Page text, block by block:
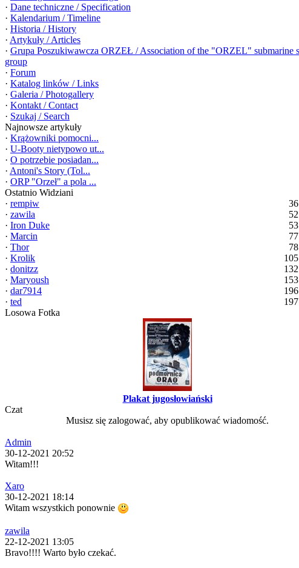
· Dane techniczne / Specification
· Kalendarium / Timeline
· Historia / History
· Artykuły / Articles
· Grupa Poszukiwawcza ORZEŁ / Association of the "ORZEL" submarine
group
· Forum
· Katalog linków / Links
· Galeria / Photogallery
· Kontakt / Contact
· Szukaj / Search
Najnowsze artykuły
· Krążowniki pomocni...
· U-Booty nietypowo ut...
· O potrzebie posiadan...
· Antoni's Story (Tol...
· ORP "Orzeł" a pola ...
Ostatnio Widziani
· rempiw
· zawila
· Iron Duke
· Marcin
· Thor
· Krolik
· donitzz
· Maryoush
· dar7914
· ted
Losowa Fotka
Plakat jugosłowiański
Czat
Musisz się zalogować, aby opublikować wiadomość.
Admin
30-12-2021 20:52
Witam!!!
Xaro
30-12-2021 18:14
Witam wszystkich ponownie
zawila
22-12-2021 13:05
Bravo!!!! Warto było czekać.